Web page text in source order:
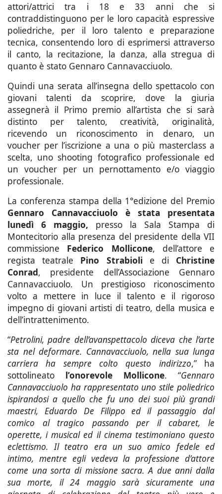
attori/attrici tra i 18 e 33 anni che si
contraddistinguono per le loro capacità espressive
poliedriche, per il loro talento e preparazione
tecnica, consentendo loro di esprimersi attraverso
il canto, la recitazione, la danza, alla stregua di
quanto è stato Gennaro Cannavacciuolo.
Quindi una serata all’insegna dello spettacolo con
giovani talenti da scoprire, dove la giuria
assegnerà il Primo premio all’artista che si sarà
distinto per talento, creatività, originalità,
ricevendo un riconoscimento in denaro, un
voucher per l’iscrizione a una o più masterclass a
scelta, uno shooting fotografico professionale ed
un voucher per un pernottamento e/o viaggio
professionale.
La conferenza stampa della 1°edizione del Premio
Gennaro Cannavacciuolo è stata presentata
lunedì 6 maggio, presso la Sala Stampa di
Montecitorio alla presenza del presidente della VII
commissione Federico Mollicone, dell’attore e
regista teatrale Pino Strabioli e di Christine
Conrad, presidente dell’Associazione Gennaro
Cannavacciuolo. Un prestigioso riconoscimento
volto a mettere in luce il talento e il rigoroso
impegno di giovani artisti di teatro, della musica e
dell’intrattenimento.
“Petrolini, padre dell’avanspettacolo diceva che l’arte
sta nel deformare. Cannavacciuolo, nella sua lunga
carriera ha sempre colto questo indirizzo,” ha
sottolineato l’onorevole Mollicone. “Gennaro
Cannavacciuolo ha rappresentato uno stile poliedrico
ispirandosi a quello che fu uno dei suoi più grandi
maestri, Eduardo De Filippo ed il passaggio dal
comico al tragico passando per il cabaret, le
operette, i musical ed il cinema testimoniano questo
eclettismo. Il teatro era un suo amico fedele ed
intimo, mentre egli vedeva la professione d’attore
come una sorta di missione sacra. A due anni dalla
sua morte, il 24 maggio sarà sicuramente una